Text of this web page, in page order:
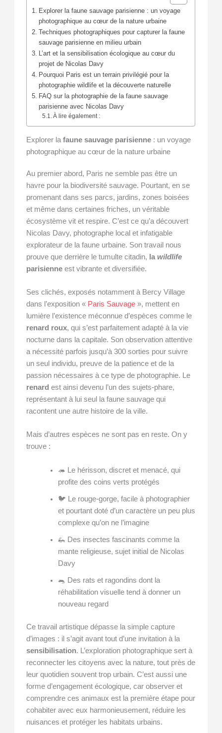
Explorer la faune sauvage parisienne : un voyage
photographique au cœur de la nature urbaine
Techniques photographiques pour capturer la faune
sauvage parisienne en milieu urbain
L’art et la sensibilisation écologique au cœur du
projet de Nicolas Davy
Pourquoi Paris est un terrain privilégié pour la
photographie wildlife et la découverte naturelle
FAQ sur la photographie de la faune sauvage
parisienne avec Nicolas Davy
À lire également :
Explorer lafaune sauvage parisienne : un voyage
photographique au cœur de la nature urbaine
Au premier abord, Paris ne semble pas être un
havre pour la biodiversité sauvage. Pourtant, en se
promenant dans ses parcs, jardins, zones boisées
et même dans certaines friches, un véritable
écosystème vit et respire. C’est ce qu’a découvert
Nicolas Davy, photographe local et infatigable
explorateur de la faune urbaine. Son travail nous
prouve que derrière le tumulte citadin, lawildlife
parisienne est vibrante et diversifiée.
Ses clichés, exposés notamment à Bercy Village
dans l’exposition « Paris Sauvage », mettent en
lumière l’existence méconnue d’espèces comme le
renard roux, qui s’est parfaitement adapté à la vie
nocturne dans la capitale. Son observation attentive
a nécessité parfois jusqu’à 300 sorties pour suivre
un seul individu, preuve de la patience et de la
passion nécessaires à ce type de photographie. Le
renard est ainsi devenu l’un des sujets-phare,
représentant à lui seul la faune sauvage qui
racontent une autre histoire de la ville.
Mais d’autres espèces ne sont pas en reste. On y
trouve :
🦔 Le hérisson, discret et menacé, qui
profite des coins verts protégés
🐦 Le rouge-gorge, facile à photographier
et pourtant doté d’un caractère un peu plus
complexe qu’on ne l’imagine
🦗 Des insectes fascinants comme la
mante religieuse, sujet initial de Nicolas
Davy
🐀 Des rats et ragondins dont la
réhabilitation visuelle tend à donner un
nouveau regard
Ce travail artistique dépasse la simple capture
d’images : il s’agit avant tout d’une invitation à la
sensibilisation. L’exploration photographique sert à
reconnecter les citoyens avec la nature, tout près de
leur quotidien souvent trop urbain. C’est aussi une
forme d’engagement écologique, car observer et
comprendre ces animaux est la première étape pour
cohabiter avec eux harmonieusement, réduire les
nuisances et protéger les habitats urbains.